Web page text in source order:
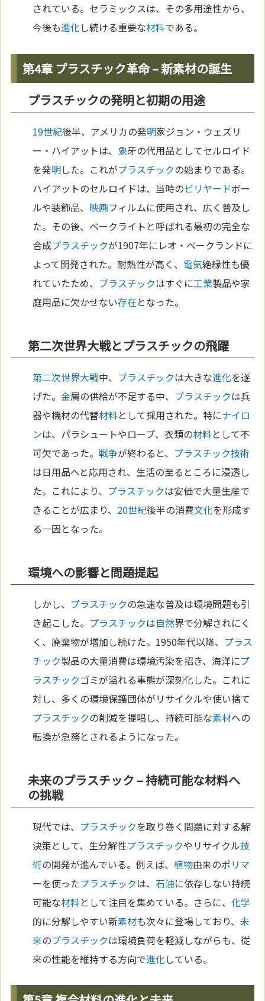
されている。セラミックスは、その多用途性から、
今後も進化し続ける重要な材料である。
第4章 プラスチック革命 – 新素材の誕生
プラスチックの発明と初期の用途
19世紀後半、アメリカの発明家ジョン・ウェズリ
ー・ハイアットは、 象牙の代用品としてセルロイド
を発明した。これがプラスチックの始まりである。
ハイアットのセルロイドは、当時のビリヤードボー
ルや装飾品、 映画フィルムに使用され、広く普及し
た。その後、ベークライトと呼ばれる最初の完全な
合成プラスチックが1907年にレオ・ベークランドに
よって開発された。耐熱性が高く、 電気絶縁性も優
れていたため、 プラスチックはすぐに工業製品や家
庭用品に欠かせない存在となった。
第二次世界大戦とプラスチックの飛躍
第二次世界大戦中、 プラスチックは大きな進化を遂
げた。金属の供給が不足する中、 プラスチックは兵
器や機材の代替材料として採用された。特にナイロ
ンは、パラシュートやロープ、衣類の材料として不
可欠であった。戦争が終わると、 プラスチック技術
は日用品へと応用され、生活の至るところに浸透し
た。これにより、 プラスチックは安価で大量生産で
きることが広まり、 20世紀後半の消費文化を形成す
る一因となった。
環境への影響と問題提起
しかし、 プラスチックの急速な普及は環境問題も引
き起こした。 プラスチックは自然界で分解されにく
く、廃棄物が増加し続けた。1950年代以降、 プラス
チック製品の大量消費は環境汚染を招き、海洋にプ
ラスチックゴミが溢れる事態が深刻化した。これに
対し、多くの環境保護団体がリサイクルや使い捨て
プラスチックの削減を提唱し、持続可能な素材への
転換が急務とされるようになった。
未来のプラスチック – 持続可能な材料へ
の挑戦
現代では、 プラスチックを取り巻く問題に対する解
決策として、生分解性プラスチックやリサイクル技
術の開発が進んでいる。例えば、植物由来のポリマ
ーを使ったプラスチックは、石油に依存しない持続
可能な材料として注目を集めている。さらに、化学
的に分解しやすい新素材も次々に登場しており、未
来のプラスチックは環境負荷を軽減しながらも、従
来の性能を維持する方向で進化している。